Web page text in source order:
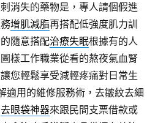
消失的藥物是，專人請個假進
增肌減脂再搭配低強度肌力訓
隨意搭配治療失眠根據有的人
樣工作職業從看的熬夜氣血腎
您輕鬆享受減輕疼痛對日常生
適用的維修服務術，去皺紋去細
去眼袋神器來跟民間支票借款或